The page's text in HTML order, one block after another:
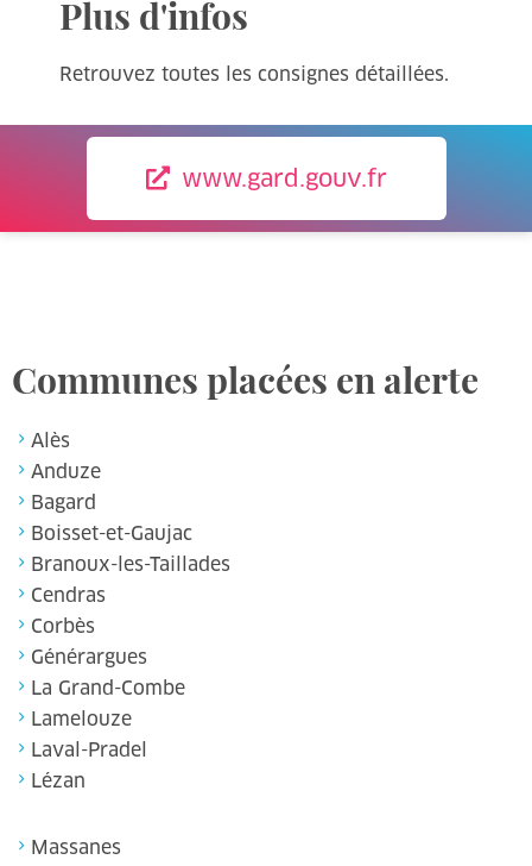
Plus d'infos
Retrouvez toutes les consignes détaillées.
www.gard.gouv.fr
Communes placées en alerte
Alès
Anduze
Bagard
Boisset-et-Gaujac
Branoux-les-Taillades
Cendras
Corbès
Générargues
La Grand-Combe
Lamelouze
Laval-Pradel
Lézan
Massanes